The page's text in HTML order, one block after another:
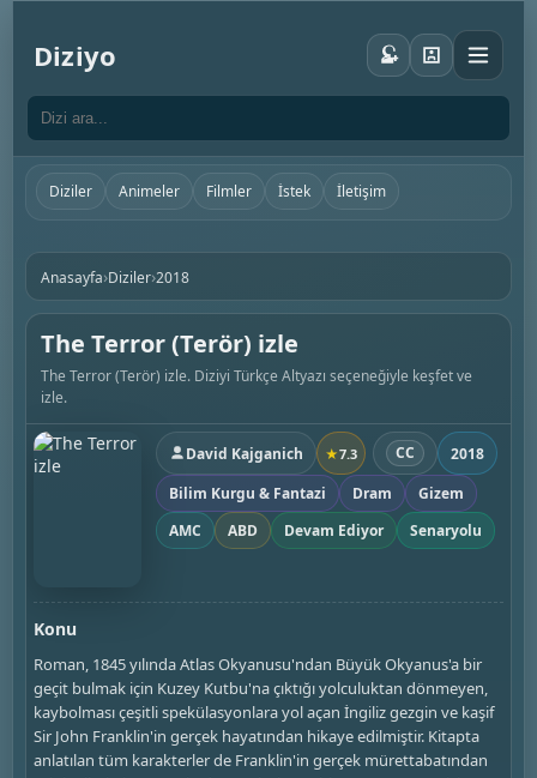
Diziyo
Diziler Animeler Filmler İstek İletişim
Anasayfa›Diziler›2018
The Terror (Terör) izle
The Terror (Terör) izle. Diziyi Türkçe Altyazı seçeneğiyle keşfet ve
izle.
David Kajganich ★7.3 CC
2018
Bilim Kurgu & Fantazi
Dram
Gizem
AMC
ABD Devam Ediyor Senaryolu
Konu
Roman, 1845 yılında Atlas Okyanusu'ndan Büyük Okyanus'a bir
geçit bulmak için Kuzey Kutbu'na çıktığı yolculuktan dönmeyen,
kaybolması çeşitli spekülasyonlara yol açan İngiliz gezgin ve kaşif
Sir John Franklin'in gerçek hayatından hikaye edilmiştir. Kitapta
anlatılan tüm karakterler de Franklin'in gerçek mürettabatından